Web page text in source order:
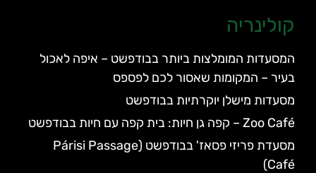
קולינריה
המסעדות המומלצות ביותר בבודפשט – איפה לאכול
בעיר – המקומות שאסור לכם לפספס
מסעדות מישלן יוקרתיות בבודפשט
Zoo Café – קפה גן חיות: בית קפה עם חיות בבודפשט
מסעדת פריזי פסאז' בבודפשט (Párisi Passage
Café)